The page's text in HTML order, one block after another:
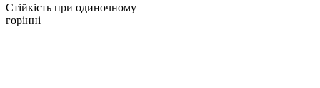
Стійкість при одиночному
горінні